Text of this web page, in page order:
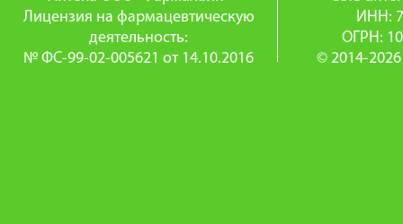
Лицензия на фармацевтическую
деятельность:
№ ФС-99-02-005621 от 14.10.2016
ИНН:
ОГРН:
© 2014-